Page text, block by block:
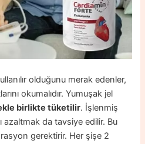
olduğunu merak edenler,
okumalıdır. Yumuşak jel
birlikte tüketilir. İşlenmiş
azaltmak da tavsiye edilir. Bu
gerektirir. Her şişe 2